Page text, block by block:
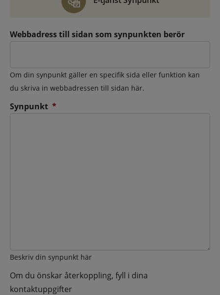
Webbadress till sidan som synpunkten berör
Om din synpunkt gäller en specifik sida eller funktion kan
du skriva in webbadressen till sidan här.
Synpunkt *
Beskriv din synpunkt här
Om du önskar återkoppling, fyll i dina
kontaktuppgifter